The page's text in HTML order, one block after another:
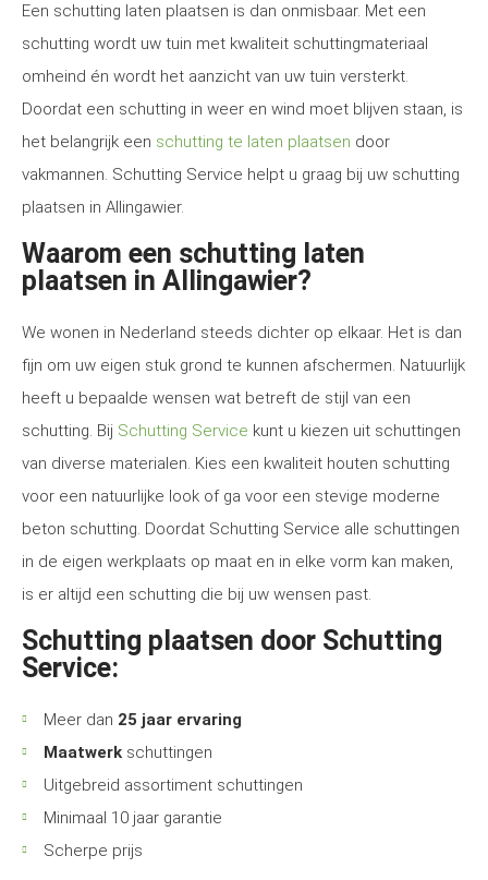
Een schutting laten plaatsen is dan onmisbaar. Met een
schutting wordt uw tuin met kwaliteit schuttingmateriaal
omheind én wordt het aanzicht van uw tuin versterkt.
Doordat een schutting in weer en wind moet blijven staan, is
het belangrijk een schutting te laten plaatsen door
vakmannen. Schutting Service helpt u graag bij uw schutting
plaatsen in Allingawier.
Waarom een schutting laten
plaatsen in Allingawier?
We wonen in Nederland steeds dichter op elkaar. Het is dan
fijn om uw eigen stuk grond te kunnen afschermen. Natuurlijk
heeft u bepaalde wensen wat betreft de stijl van een
schutting. Bij Schutting Service kunt u kiezen uit schuttingen
van diverse materialen. Kies een kwaliteit houten schutting
voor een natuurlijke look of ga voor een stevige moderne
beton schutting. Doordat Schutting Service alle schuttingen
in de eigen werkplaats op maat en in elke vorm kan maken,
is er altijd een schutting die bij uw wensen past.
Schutting plaatsen door Schutting
Service:
Meer dan 25 jaar ervaring
Maatwerk schuttingen
Uitgebreid assortiment schuttingen
Minimaal 10 jaar garantie
Scherpe prijs